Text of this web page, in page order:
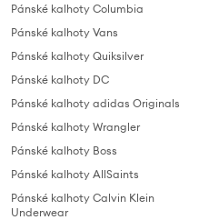
Pánské kalhoty Columbia
Pánské kalhoty Vans
Pánské kalhoty Quiksilver
Pánské kalhoty DC
Pánské kalhoty adidas Originals
Pánské kalhoty Wrangler
Pánské kalhoty Boss
Pánské kalhoty AllSaints
Pánské kalhoty Calvin Klein
Underwear